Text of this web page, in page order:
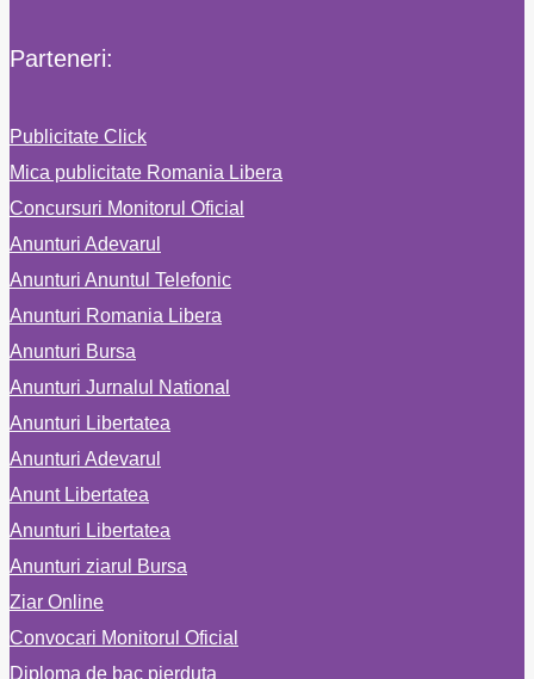
Parteneri:
Publicitate Click
Mica publicitate Romania Libera
Concursuri Monitorul Oficial
Anunturi Adevarul
Anunturi Anuntul Telefonic
Anunturi Romania Libera
Anunturi Bursa
Anunturi Jurnalul National
Anunturi Libertatea
Anunturi Adevarul
Anunt Libertatea
Anunturi Libertatea
Anunturi ziarul Bursa
Ziar Online
Convocari Monitorul Oficial
Diploma de bac pierduta